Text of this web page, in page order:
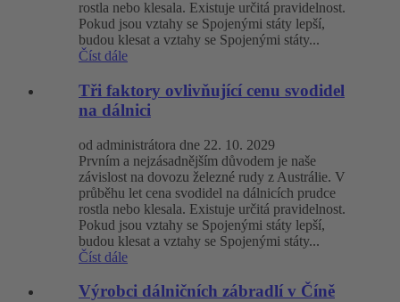
rostla nebo klesala. Existuje určitá pravidelnost.
Pokud jsou vztahy se Spojenými státy lepší,
budou klesat a vztahy se Spojenými státy...
Číst dále
Tři faktory ovlivňující cenu svodidel
na dálnici
od administrátora dne 22. 10. 2029
Prvním a nejzásadnějším důvodem je naše
závislost na dovozu železné rudy z Austrálie. V
průběhu let cena svodidel na dálnicích prudce
rostla nebo klesala. Existuje určitá pravidelnost.
Pokud jsou vztahy se Spojenými státy lepší,
budou klesat a vztahy se Spojenými státy...
Číst dále
Výrobci dálničních zábradlí v Číně